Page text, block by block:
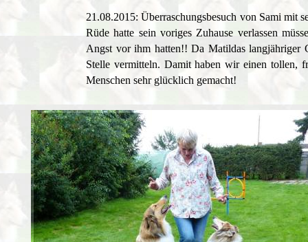
21.08.2015: Überraschungsbesuch von Sami mit
Rüde hatte sein voriges Zuhause verlassen
Angst vor ihm hatten!! Da Matildas langjähriger
Stelle vermitteln. Damit haben wir einen tollen,
Menschen sehr glücklich gemacht!